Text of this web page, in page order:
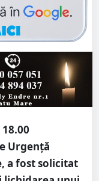
Urgenţă
a fost solicitat